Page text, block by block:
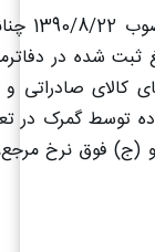
د- با توجه
ثبت شده در
کالای صادراتی
توسط گمرک در
(ج) فوق نرخ